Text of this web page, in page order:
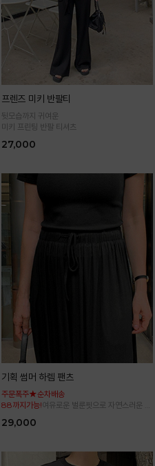
프렌즈 미키 반팔티
뒷모습까지 귀여운
미키 프린팅 반팔 티셔츠
27,000
기획 썸머 하렘 팬츠
주문폭주★순차배송
88까지가능!여유로운 벌룬핏으로 자연스러운 체
29,000